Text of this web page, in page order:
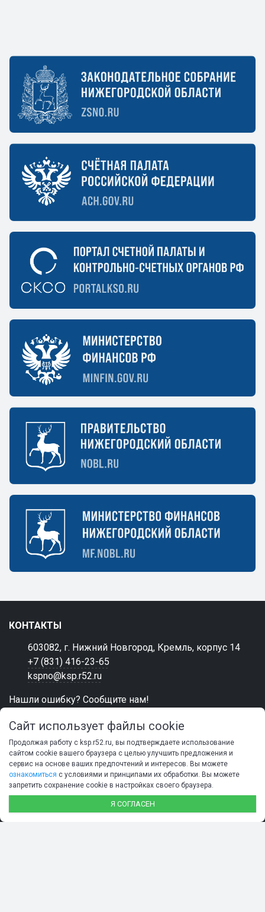
КОНТАКТЫ
603082, г. Нижний Новгород, Кремль, корпус 14
+7 (831) 416-23-65
kspno@ksp.r52.ru
Нашли ошибку? Сообщите нам!
МЕНЮ
Главная
О контрольно-счетной палате
Деятельность
Документы
Сайт использует файлы cookie
Продолжая работу с ksp.r52.ru, вы подтверждаете использование
сайтом cookie вашего браузера с целью улучшить предложения и
сервис на основе ваших предпочтений и интересов. Вы можете
ознакомиться с условиями и принципами их обработки. Вы можете
запретить сохранение cookie в настройках своего браузера.
Я СОГЛАСЕН